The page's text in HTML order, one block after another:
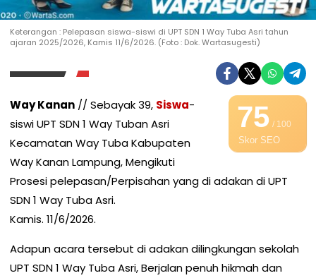
Keterangan : Pelepasan siswa-siswi di UPT SDN 1 Way Tuba Asri tahun
ajaran 2025/2026, Kamis 11/6/2026. (Foto : Dok. Wartasugesti)
75/ 100
Skor SEO
Way Kanan // Sebayak 39, Siswa-
siswi UPT SDN 1 Way Tuban Asri
Kecamatan Way Tuba Kabupaten
Way Kanan Lampung, Mengikuti
Prosesi pelepasan/Perpisahan yang di adakan di UPT
SDN 1 Way Tuba Asri.
Kamis. 11/6/2026.
Adapun acara tersebut di adakan dilingkungan sekolah
UPT SDN 1 Way Tuba Asri, Berjalan penuh hikmah dan